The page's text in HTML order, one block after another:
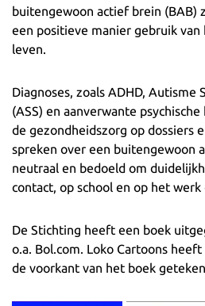
buitengewoon actief brein (BAB)
een positieve manier gebruik van
leven.
Diagnoses, zoals ADHD, Autisme
(ASS) en aanverwante
de gezondheidszorg op dossiers
spreken over een buitengewoon
neutraal en bedoeld om
contact, op school en op het werk
De Stichting heeft een boek
o.a. Bol.com. Loko Cartoons
de voorkant van het boek